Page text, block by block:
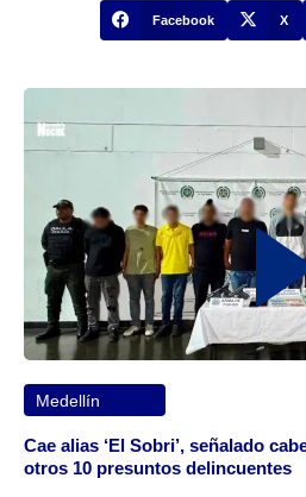
Facebook X
Medellín
Cae alias ‘El Sobri’, señalado
otros 10 presuntos delincuentes